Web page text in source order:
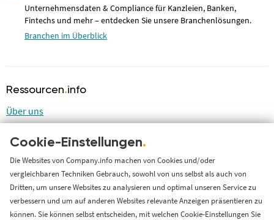
Unternehmensdaten & Compliance für Kanzleien, Banken,
Fintechs und mehr – entdecken Sie unsere Branchenlösungen.
Branchen im Überblick
Ressourcen.info
Über uns
LinkedIn
LinkedIn Newsletter
Cases
Support
Cookie-Einstellungen.
Die Websites von Company.info machen von Cookies und/oder
vergleichbaren Techniken Gebrauch, sowohl von uns selbst als auch von
Dritten, um unsere Websites zu analysieren und optimal unseren Service zu
verbessern und um auf anderen Websites relevante Anzeigen präsentieren zu
können. Sie können selbst entscheiden, mit welchen Cookie-Einstellungen Sie